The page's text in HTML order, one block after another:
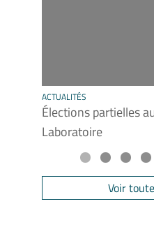
ACTUALITÉS
Élections partielles
Laboratoire
Voir